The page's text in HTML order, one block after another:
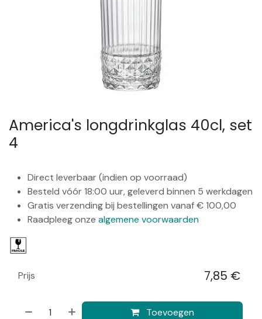
America's longdrinkglas 40cl, set
4
Direct leverbaar (indien op voorraad)
Besteld vóór 18:00 uur, geleverd binnen 5 werkdagen
Gratis verzending bij bestellingen vanaf € 100,00
Raadpleeg onze algemene voorwaarden
Toevoegen
Prijs 7,85 €